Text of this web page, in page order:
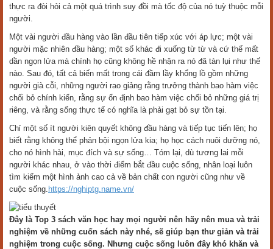
thực ra đòi hỏi cả một quá trình suy đồi mà tốc độ của nó tuỳ thuộc mỗi
người.
Một vài người đầu hàng vào lần đầu tiên tiếp xúc với áp lực; một vài
người mặc nhiên đầu hàng; một số khác đi xuống từ từ và cứ thế mất
dần ngọn lửa mà chính họ cũng không hề nhận ra nó đã tàn lụi như thế
nào. Sau đó, tất cả biến mất trong cái đầm lầy khổng lồ gồm những
người già cỗi, những người rao giảng rằng trưởng thành bao hàm việc
chối bỏ chính kiến, rằng sự ổn định bao hàm việc chối bỏ những giá trị
riêng, và rằng sống thực tế có nghĩa là phải gạt bỏ sự tồn tại.
Chỉ một số ít người kiên quyết không đầu hàng và tiếp tục tiến lên; họ
biết rằng không thể phản bội ngọn lửa kia; họ học cách nuôi dưỡng nó,
cho nó hình hài, mục đích và sự sống… Tóm lại, dù tương lai mỗi
người khác nhau, ở vào thời điểm bắt đầu cuộc sống, nhân loại luôn
tìm kiếm một hình ảnh cao cả về bản chất con người cũng như về
cuộc sống. https://nghiptg.name.vn/
Đây là Top 3 sách văn học hay mọi người nên hãy nên mua và trải
nghiệm về những cuốn sách này nhé, sẽ giúp bạn thư giản và trải
nghiệm trong cuộc sống. Nhưng cuộc sống luôn đây khó khăn và